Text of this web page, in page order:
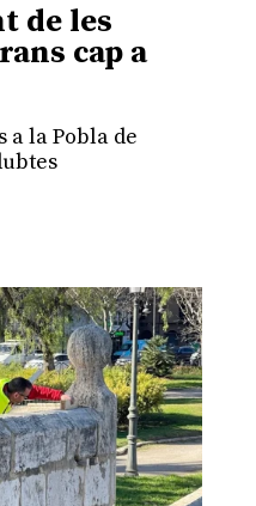
de les
cap a
a la Pobla de